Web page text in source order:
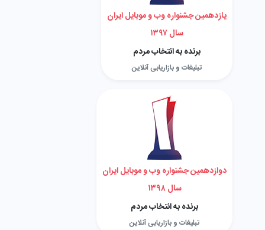
یازدهمین جشنواره وب و موبایل ایران
سال ۱۳۹۷
برنده به انتخاب مردم
تبلیغات و بازاریابی آنلاین
دوازدهمین جشنواره وب و موبایل ایران
سال ۱۳۹۸
برنده به انتخاب مردم
تبلیغات و بازاریابی آنلاین